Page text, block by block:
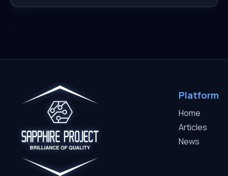
Platform
Home
Articles
News